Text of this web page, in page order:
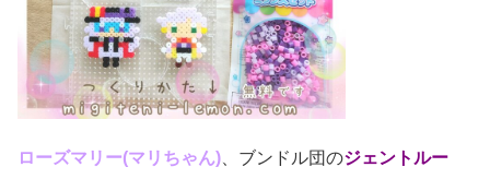
ローズマリー(マリちゃん) 、ブンドル団のジェントルー